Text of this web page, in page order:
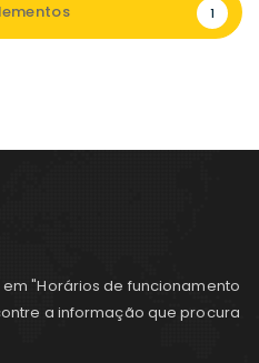
1
"Horários de funcionamento
a informação que procura